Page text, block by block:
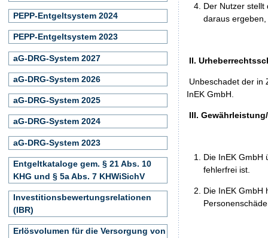
Der Nutzer stellt
daraus
II.
Unbeschadet der in
InEK GmbH.
III.
Die InEK GmbH
fehlerfrei ist.
Die InEK GmbH
PEPP-Entgeltsystem 2024
PEPP-Entgeltsystem 2023
aG-DRG-System 2027
aG-DRG-System 2026
aG-DRG-System 2025
aG-DRG-System 2024
aG-DRG-System 2023
Entgeltkataloge gem. § 21 Abs. 10
KHG und § 5a Abs. 7 KHWiSichV
Investitionsbewertungsrelationen
(IBR)
Erlösvolumen für die Versorgung von